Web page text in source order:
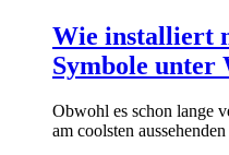
Wie installiert
Symbole unter
Obwohl es schon lange
am coolsten